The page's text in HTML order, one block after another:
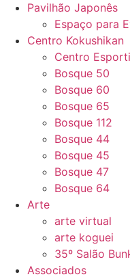
Pavilhão Japonês
Espaço para
Centro Kokushikan
Centro
Bosque 50
Bosque 60
Bosque 65
Bosque 112
Bosque 44
Bosque 45
Bosque 47
Bosque 64
Arte
arte virtual
arte koguei
35º Salão
Associados